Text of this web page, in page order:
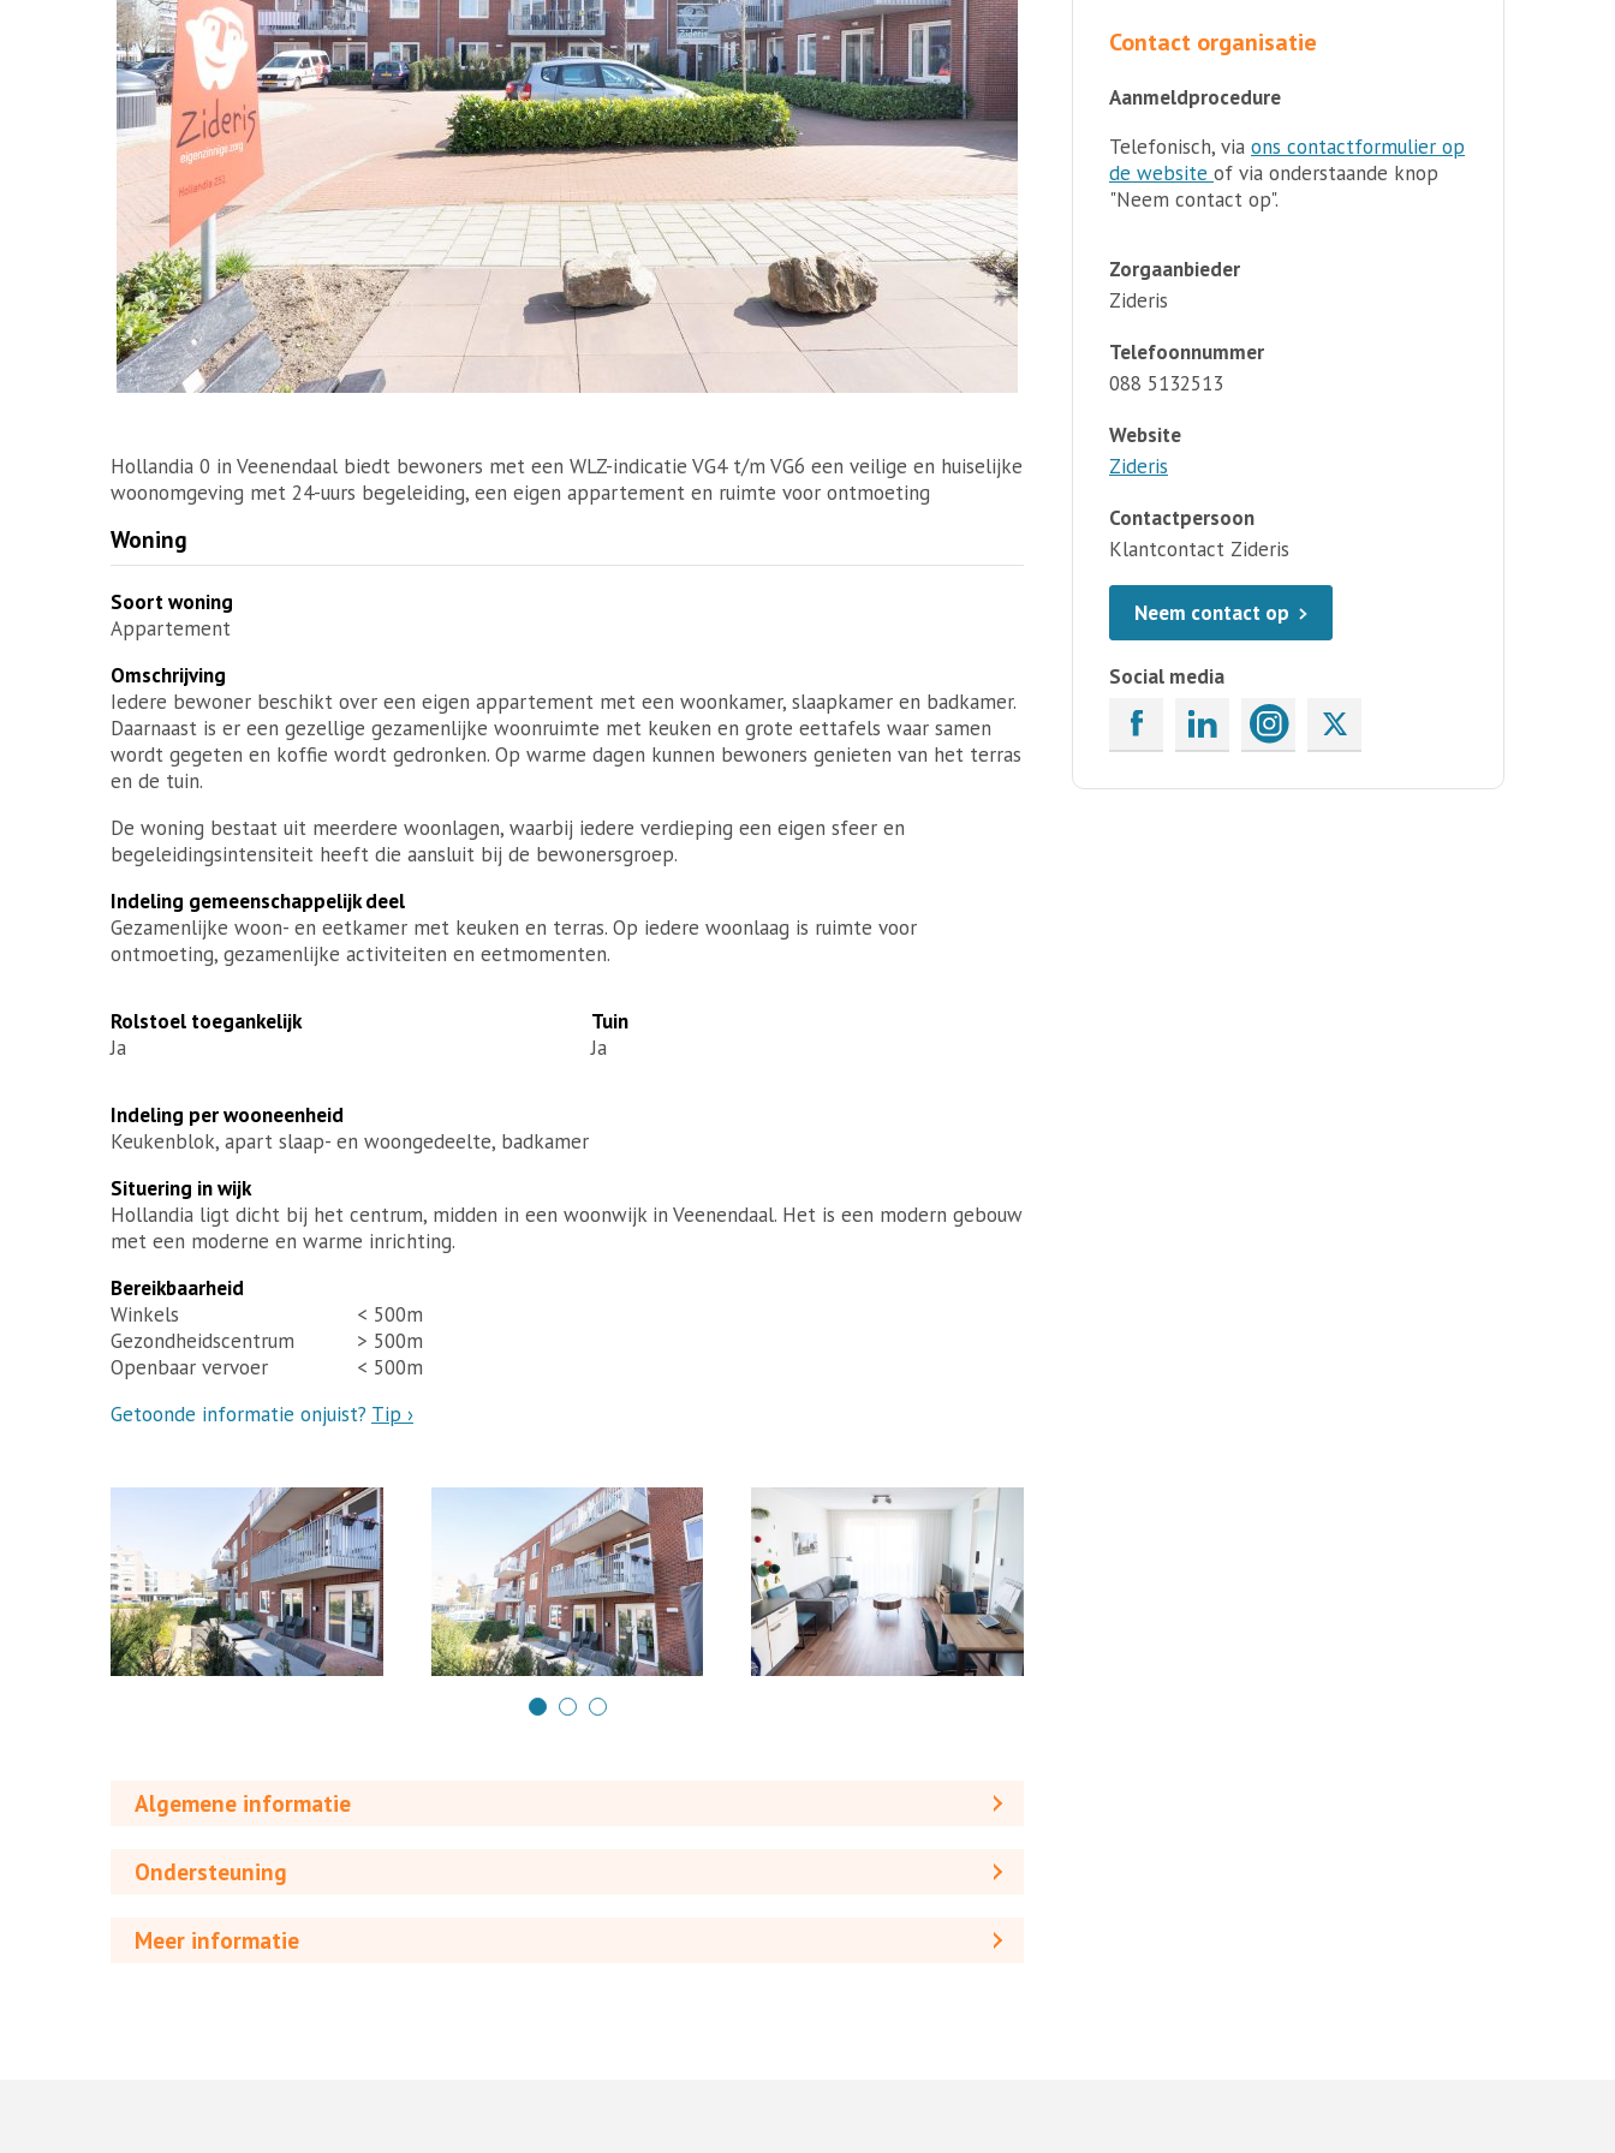
Hollandia 0 in Veenendaal biedt bewoners met een WLZ-indicatie VG4 t/m VG6 een veilige en huiselijke
woonomgeving met 24-uurs begeleiding, een eigen appartement en ruimte voor ontmoeting
Woning
Soort woning
Appartement
Omschrijving
Iedere bewoner beschikt over een eigen appartement met een woonkamer, slaapkamer en badkamer.
Daarnaast is er een gezellige gezamenlijke woonruimte met keuken en grote eettafels waar samen
wordt gegeten en koffie wordt gedronken. Op warme dagen kunnen bewoners genieten van het terras
en de tuin.
De woning bestaat uit meerdere woonlagen, waarbij iedere verdieping een eigen sfeer en
begeleidingsintensiteit heeft die aansluit bij de bewonersgroep.
Indeling gemeenschappelijk deel
Gezamenlijke woon- en eetkamer met keuken en terras. Op iedere woonlaag is ruimte voor
ontmoeting, gezamenlijke activiteiten en eetmomenten.
Rolstoel toegankelijk
Ja
Tuin
Ja
Indeling per wooneenheid
Keukenblok, apart slaap- en woongedeelte, badkamer
Situering in wijk
Hollandia ligt dicht bij het centrum, midden in een woonwijk in Veenendaal. Het is een modern gebouw
met een moderne en warme inrichting.
Bereikbaarheid
Winkels
< 500m
Gezondheidscentrum
> 500m
Openbaar vervoer
< 500m
Getoonde informatie onjuist? Tip ›
Algemene informatie
Ondersteuning
Meer informatie
Contact organisatie
Aanmeldprocedure
Telefonisch, via ons contactformulier op
de website of via onderstaande knop
"Neem contact op".
Zorgaanbieder
Zideris
Telefoonnummer
088 5132513
Website
Zideris
Contactpersoon
Klantcontact Zideris
Neem contact op
Social media